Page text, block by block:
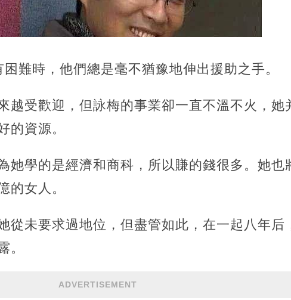
難時，他們總是毫不猶豫地伸出援助之手。
越受歡迎，但詠梅的事業卻一直不溫不火，她
的資源。
她學的是經濟和商科，所以賺的錢很多。她也
的女人。
從未要求過地位，但盡管如此，在一起八年后
。
ADVERTISEMENT